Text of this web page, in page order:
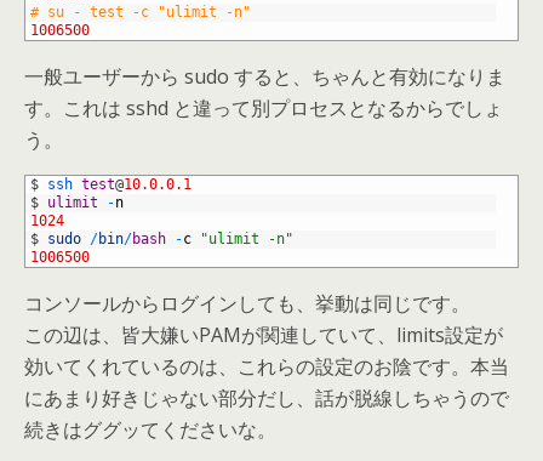
# su - test -c "ulimit -n"
1006500
一般ユーザーから sudo すると、ちゃんと有効になりま
す。これは sshd と違って別プロセスとなるからでしょ
う。
$ ssh test@10.0.0.1
$ ulimit -n
1024
$ sudo /bin/bash -c
"ulimit -n"
1006500
コンソールからログインしても、挙動は同じです。
この辺は、皆大嫌いPAMが関連していて、limits設定が
効いてくれているのは、これらの設定のお陰です。本当
にあまり好きじゃない部分だし、話が脱線しちゃうので
続きはググッてくださいな。